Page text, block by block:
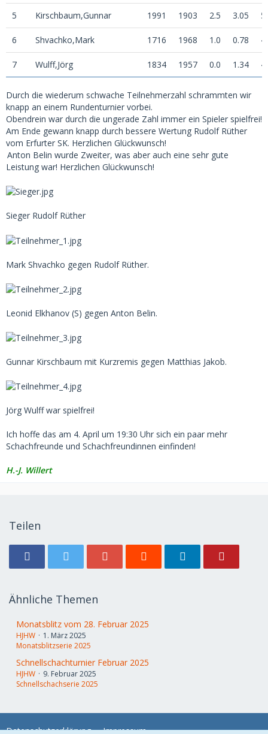
5 Kirschbaum,Gunnar 1991 1903 2.5 3.05 5
6 Shvachko,Mark 1716 1968 1.0 0.78 4
7 Wulff,Jörg 1834 1957 0.0 1.34 4
Durch die wiederum schwache Teilnehmerzahl schrammten wir
knapp an einem Rundenturnier vorbei.
Obendrein war durch die ungerade Zahl immer ein Spieler spielfrei!
Am Ende gewann knapp durch bessere Wertung Rudolf Rüther
vom Erfurter SK. Herzlichen Glückwunsch!
Anton Belin wurde Zweiter, was aber auch eine sehr gute
Leistung war! Herzlichen Glückwunsch!
Sieger Rudolf Rüther
Mark Shvachko gegen Rudolf Rüther.
Leonid Elkhanov (S) gegen Anton Belin.
Gunnar Kirschbaum mit Kurzremis gegen Matthias Jakob.
Jörg Wulff war spielfrei!
Ich hoffe das am 4. April um 19:30 Uhr sich ein paar mehr
Schachfreunde und Schachfreundinnen einfinden!
H.-J. Willert
Teilen
Ähnliche Themen
Monatsblitz vom 28. Februar 2025
HJHW
1. März 2025
Monatsblitzserie 2025
Schnellschachturnier Februar 2025
HJHW
9. Februar 2025
Schnellschachserie 2025
Datenschutzerklärung Impressum